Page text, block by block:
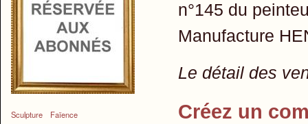
Sculpture Faïence
n°145 du
Manufacture
Le détail des
Créez un